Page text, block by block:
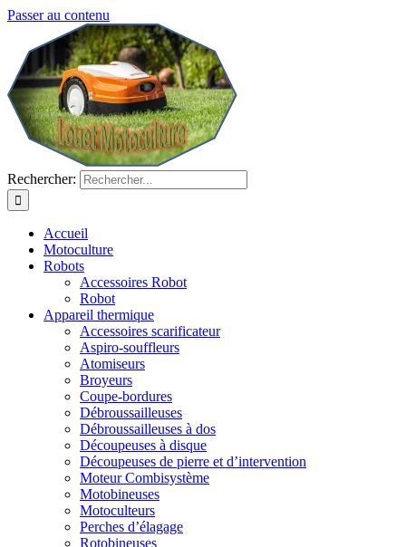
Passer au contenu
Rechercher:
Accueil
Motoculture
Robots
Accessoires Robot
Robot
Appareil thermique
Accessoires scarificateur
Aspiro-souffleurs
Atomiseurs
Broyeurs
Coupe-bordures
Débroussailleuses
Débroussailleuses à dos
Découpeuses à disque
Découpeuses de pierre et d’intervention
Moteur Combisystème
Motobineuses
Motoculteurs
Perches d’élagage
Rotobineuses